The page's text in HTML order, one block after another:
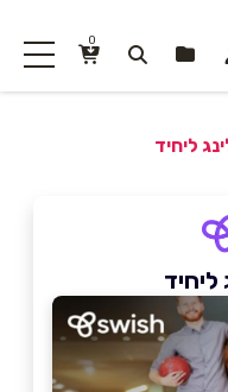
0
ליחיד